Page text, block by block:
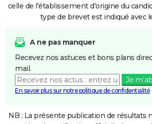
celle de l'établissement d'origine du
type de brevet est indiqué avec
A ne pas manquer
Recevez nos astuces et bons plans
mail.
Je
En savoir plus sur notre politique de confidentialité
NB : La présente publication de résultats